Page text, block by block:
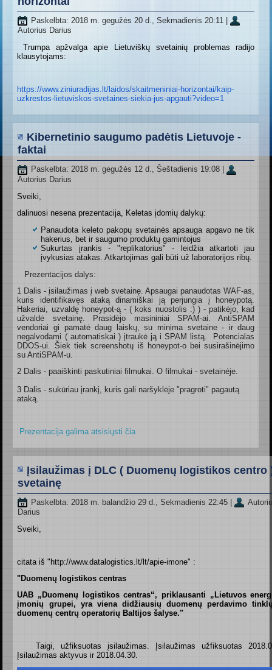
Paskelbta: 2018 m. gegužės 20 d., Sekmadienis 20:11 |
Autorius Darius
Trumpa apžvalga apie Lietuviškų svetainių problemas radijo
klausytojams:
https://www.ziniuradijas.lt/ laidos/skaitmeniniai-horizontai/kaip-
uzkrestos- lietuviskos-svetaines-siekia-jus-apgauti?video=1
Kibernetinio saugumo padėtis Lietuvoje -
faktai
Paskelbta: 2018 m. gegužės 12 d., Šeštadienis 19:08
Autorius Darius
Sveiki,
dalinuosi nesena prezentacija, Keletas įdomių dalykų:
Panaudota keleto pakopų svetainės apsauga apgavo ne tik
hakerius, bet ir saugumo produktų gamintojus
Sukurtas įrankis - "replikatorius" - leidžia atkartoti jau
įvykusias atakas. Atkartojimas gali būti už laboratorijos ribų.
Prezentacijos dalys:
1 Dalis - įsilaužimas į web svetainę. Apsaugai panaudotas WAF-as,
kuris identifikavęs ataką dinamiškai ją perjungia į honeypotą.
Hakeriai, uzvaldę honeypot-ą - ( koks nuostolis :) ) - patikėjo, kad
užvaldė svetainę. Prasidėjo masininiai SPAM-ai. AntiSPAM
vendoriai gi pamatė daug laiskų, su minima svetaine - ir daug
negalvodami ( automatiskai ) įtraukė ją i SPAM listą. Potencialas
DDOS-ui. Šiek tiek screenshotų iš honeypot-o bei susirašinėjimo
su AntiSPAM-u.
2 Dalis - paaiškinti paskutiniai filmukai. O filmukai - svetainėje.
3 Dalis - sukūriau įrankį, kuris gali naršyklėje "pragroti" pagautą
ataką.
Prezentacija galima atsisiųsti čia
Įsilaužimas į DLC ( Duomenų logistikos centro
svetainę
Paskelbta: 2018 m. balandžio 29 d., Sekmadienis 22:45 |
Darius
Sveiki,
citata iš "http://www.datalogistics.lt/lt/apie-imone" :
"Duomenų logistikos centras
UAB „Duomenų logistikos centras“, priklausanti „Lietuvos
įmonių grupei, yra viena didžiausių duomenų perdavimo
duomenų centrų operatorių Baltijos šalyse."
Taigi, užfiksuotas įsilaužimas. Įsilaužimas užfiksuotas
Įsilaužimas aktyvus ir 2018.04.30.